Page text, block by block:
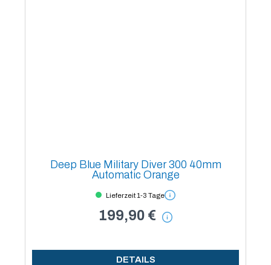
Deep Blue Military Diver 300 40mm
Automatic Orange
Lieferzeit 1-3 Tage
199,90 €
DETAILS